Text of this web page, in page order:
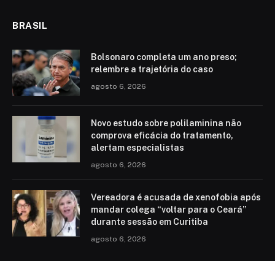
BRASIL
Bolsonaro completa um ano preso;
relembre a trajetória do caso
agosto 6, 2026
Novo estudo sobre polilaminina não
comprova eficácia do tratamento,
alertam especialistas
agosto 6, 2026
Vereadora é acusada de xenofobia após
mandar colega “voltar para o Ceará”
durante sessão em Curitiba
agosto 6, 2026